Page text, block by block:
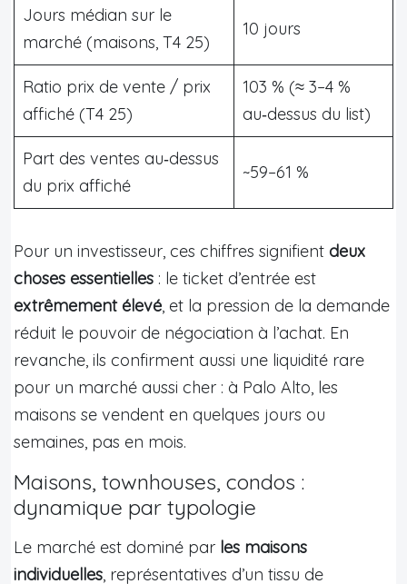
Jours médian sur le
marché (maisons, T4 25)
10 jours
Ratio prix de vente / prix
affiché (T4 25)
103 % (≈ 3–4 %
au‑dessus du list)
Part des ventes au‑dessus
du prix affiché
~59–61 %
Pour un investisseur, ces chiffres signifient deux
choses essentielles : le ticket d’entrée est
extrêmement élevé, et la pression de la demande
réduit le pouvoir de négociation à l’achat. En
revanche, ils confirment aussi une liquidité rare
pour un marché aussi cher : à Palo Alto, les
maisons se vendent en quelques jours ou
semaines, pas en mois.
Maisons, townhouses, condos :
dynamique par typologie
Le marché est dominé par les maisons
individuelles, représentatives d’un tissu de